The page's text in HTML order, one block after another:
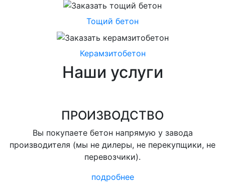
Тощий бетон
Керамзитобетон
Наши услуги
ПРОИЗВОДСТВО
Вы покупаете бетон напрямую у завода
производителя (мы не дилеры, не перекупщики, не
перевозчики).
подробнее